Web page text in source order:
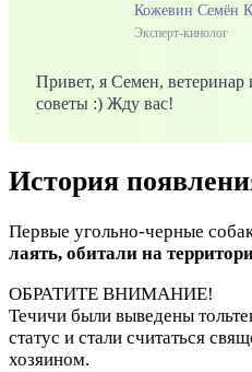
Кожевин Семён
Эксперт-кинолог
Привет, я Семен,
советы :) Жду вас!
История
Первые угольно-черные
лаять, обитали на
ОБРАТИТЕ ВНИМАНИЕ!
Течичи были выведены
статус и стали считаться
хозяином.